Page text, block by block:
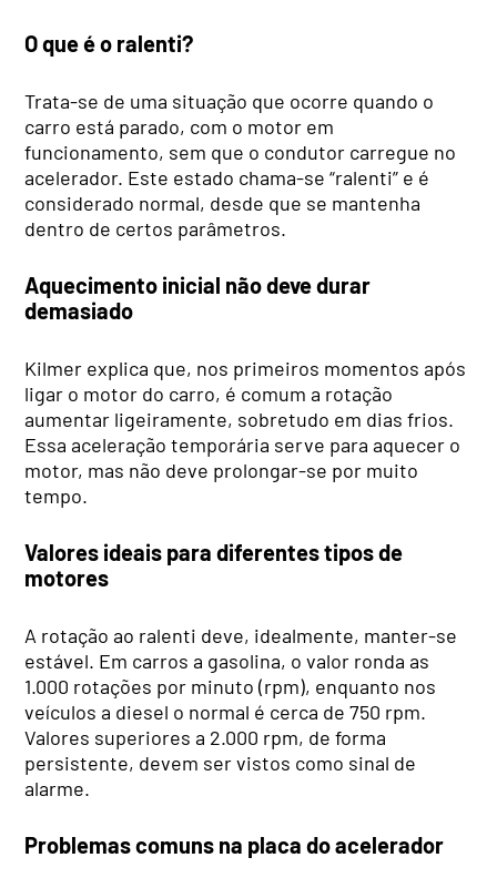
O que é o ralenti?
Trata-se de uma situação que ocorre quando o
carro está parado, com o motor em
funcionamento, sem que o condutor carregue no
acelerador. Este estado chama-se “ralenti” e é
considerado normal, desde que se mantenha
dentro de certos parâmetros.
Aquecimento inicial não deve durar
demasiado
Kilmer explica que, nos primeiros momentos após
ligar o motor do carro, é comum a rotação
aumentar ligeiramente, sobretudo em dias frios.
Essa aceleração temporária serve para aquecer o
motor, mas não deve prolongar-se por muito
tempo.
Valores ideais para diferentes tipos de
motores
A rotação ao ralenti deve, idealmente, manter-se
estável. Em carros a gasolina, o valor ronda as
1.000 rotações por minuto (rpm), enquanto nos
veículos a diesel o normal é cerca de 750 rpm.
Valores superiores a 2.000 rpm, de forma
persistente, devem ser vistos como sinal de
alarme.
Problemas comuns na placa do acelerador